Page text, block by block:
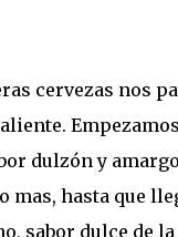
cervezas nos
dulzón y
mas, hasta que
sabor dulce de